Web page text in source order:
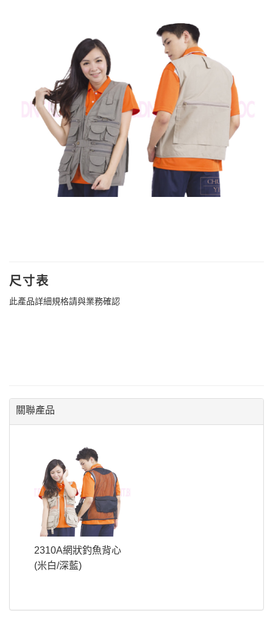
尺寸表
此產品詳細規格請與業務確認
關聯產品
2310A網狀釣魚背心
(米白/深藍)